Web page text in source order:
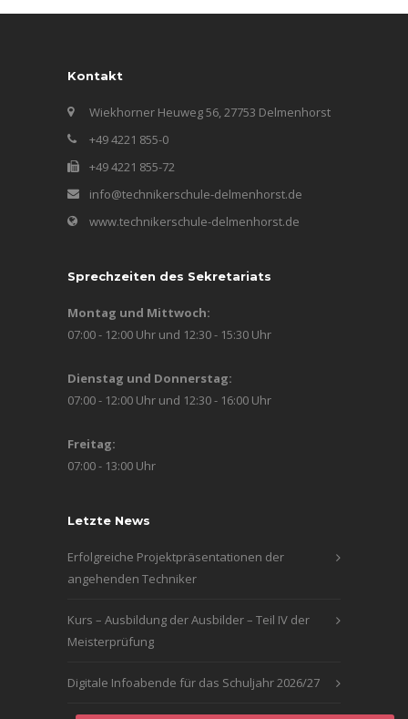
Kontakt
Wiekhorner Heuweg 56, 27753 Delmenhorst
+49 4221 855-0
+49 4221 855-72
info@technikerschule-delmenhorst.de
www.technikerschule-delmenhorst.de
Sprechzeiten des Sekretariats
Montag und Mittwoch:
07:00 - 12:00 Uhr und 12:30 - 15:30 Uhr
Dienstag und Donnerstag:
07:00 - 12:00 Uhr und 12:30 - 16:00 Uhr
Freitag:
07:00 - 13:00 Uhr
Letzte News
Erfolgreiche Projektpräsentationen der
angehenden Techniker
Kurs – Ausbildung der Ausbilder – Teil IV der
Meisterprüfung
Digitale Infoabende für das Schuljahr 2026/27